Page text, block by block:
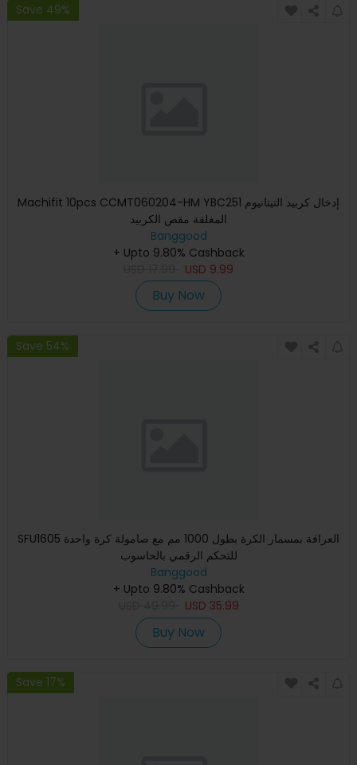
Save 49%
Machifit 10pcs CCMT060204-HM YBC251 إدخال كربيد التيتانيوم
المغلفة مقص الكربيد
Banggood
+ Upto 9.80% Cashback
USD 9.99
Buy Now
Save 54%
SFU1605 العرافة بمسمار الكرة بطول 1000 مم مع صامولة كرة واحدة
للتحكم الرقمي بالحاسوب
Banggood
+ Upto 9.80% Cashback
USD 35.99
Buy Now
Save 17%